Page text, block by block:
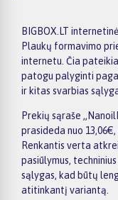
BIGBOX.LT
Plaukų formavimo
internetu. Čia
patogu palyginti
ir kitas svarbias
Prekių sąraše
prasideda nuo
Renkantis verta
pasiūlymus,
sąlygas, kad būtų
atitinkantį variantą.